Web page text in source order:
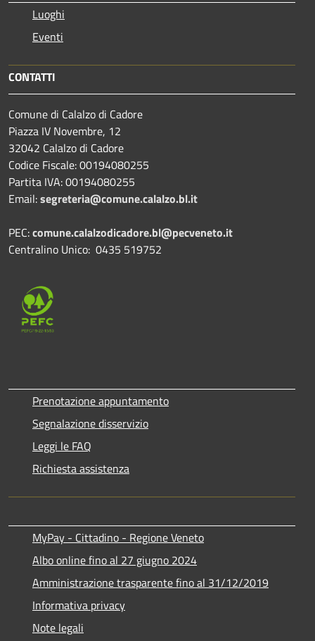
Luoghi
Eventi
CONTATTI
Comune di Calalzo di Cadore
Piazza IV Novembre, 12
32042 Calalzo di Cadore
Codice Fiscale: 00194080255
Partita IVA: 00194080255
Email:segreteria@comune.calalzo.bl.it
PEC:comune.calalzodicadore.bl@pecveneto.it
Centralino Unico: 0435 519752
Prenotazione appuntamento
Segnalazione disservizio
Leggi le FAQ
Richiesta assistenza
MyPay - Cittadino - Regione Veneto
Albo online fino al 27 giugno 2024
Amministrazione trasparente fino al 31/12/2019
Informativa privacy
Note legali